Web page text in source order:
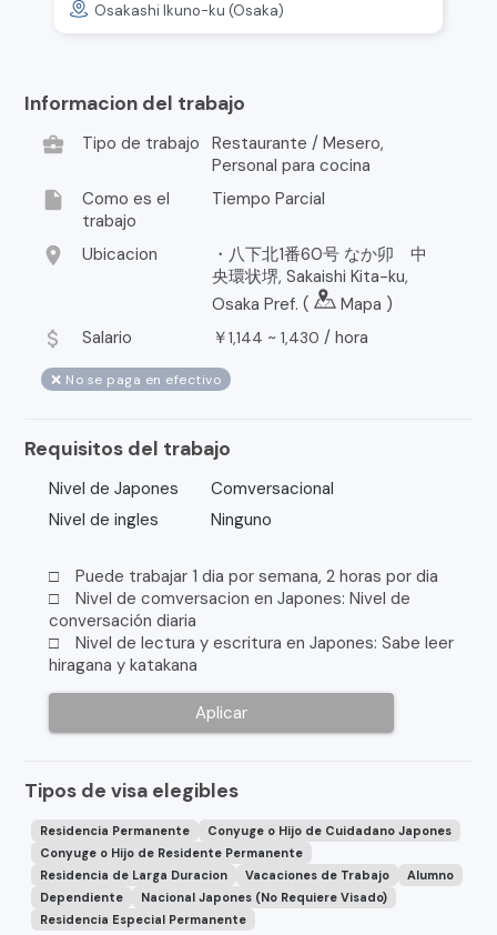
Osakashi Ikuno-ku (Osaka)
Informacion del trabajo
business_center
Tipo de trabajo Restaurante / Mesero,
Personal para cocina
insert_drive_file
Como es el
trabajo
Tiempo Parcial
location_on Ubicacion
・八下北1番60号 なか卯 中
央環状堺, Sakaishi Kita-ku,
Osaka Pref. (
Mapa )
attach_money Salario ￥1,144 ~ 1,430 / hora
❌ No se paga en efectivo
Requisitos del trabajo
Nivel de Japones
Comversacional
Nivel de ingles
Ninguno
□ Puede trabajar 1 dia por semana, 2 horas por dia
□ Nivel de comversacion en Japones: Nivel de
conversación diaria
□ Nivel de lectura y escritura en Japones: Sabe leer
hiragana y katakana
Aplicar
Tipos de visa elegibles
Residencia Permanente
Conyuge o Hijo de Cuidadano Japones
Conyuge o Hijo de Residente Permanente
Residencia de Larga Duracion
Vacaciones de Trabajo
Alumno
Dependiente
Nacional Japones (No Requiere Visado)
Residencia Especial Permanente